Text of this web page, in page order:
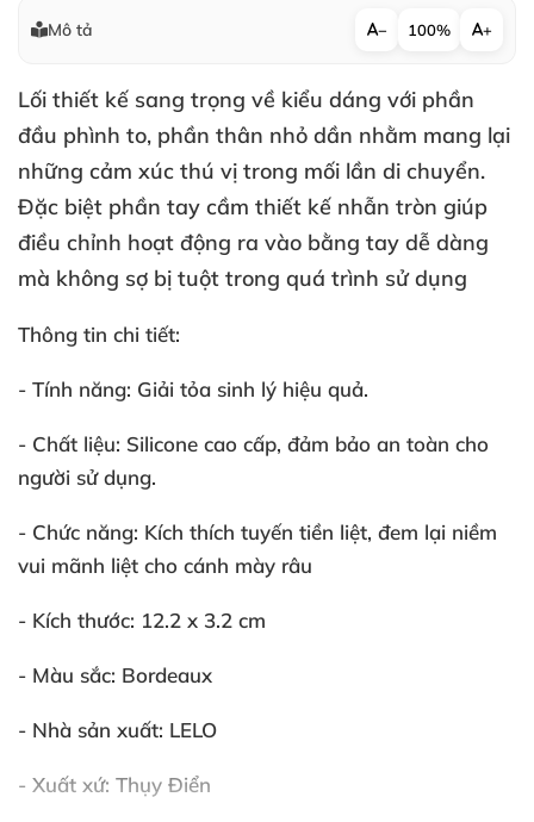
Mô tả − 100% +
Lối thiết kế sang trọng về kiểu dáng với phần
đầu phình to, phần thân nhỏ dần nhằm mang lại
những cảm xúc thú vị trong mối lần di chuyển.
Đặc biệt phần tay cầm thiết kế nhẫn tròn giúp
điều chỉnh hoạt động ra vào bằng tay dễ dàng
mà không sợ bị tuột trong quá trình sử dụng
Thông tin chi tiết:
- Tính năng: Giải tỏa sinh lý hiệu quả.
- Chất liệu: Silicone cao cấp, đảm bảo an toàn cho
người sử dụng.
- Chức năng: Kích thích tuyến tiền liệt, đem lại niềm
vui mãnh liệt cho cánh mày râu
- Kích thước: 12.2 x 3.2 cm
- Màu sắc: Bordeaux
- Nhà sản xuất: LELO
- Xuất xứ: Thụy Điển